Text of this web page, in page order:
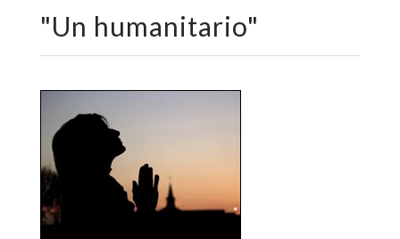
"Un humanitario"